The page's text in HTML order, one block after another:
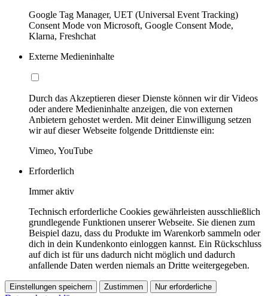
Google Tag Manager, UET (Universal Event Tracking)
Consent Mode von Microsoft, Google Consent Mode,
Klarna, Freshchat
Externe Medieninhalte
Durch das Akzeptieren dieser Dienste können wir dir Videos
oder andere Medieninhalte anzeigen, die von externen
Anbietern gehostet werden. Mit deiner Einwilligung setzen
wir auf dieser Webseite folgende Drittdienste ein:
Vimeo, YouTube
Erforderlich
Immer aktiv
Technisch erforderliche Cookies gewährleisten ausschließlich
grundlegende Funktionen unserer Webseite. Sie dienen zum
Beispiel dazu, dass du Produkte im Warenkorb sammeln oder
dich in dein Kundenkonto einloggen kannst. Ein Rückschluss
auf dich ist für uns dadurch nicht möglich und dadurch
anfallende Daten werden niemals an Dritte weitergegeben.
Einstellungen speichern Zustimmen Nur erforderliche